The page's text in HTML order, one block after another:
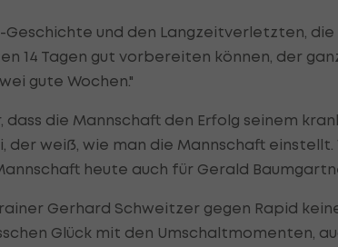
und den Langzeitverletzten,
14 Tagen gut vorbereiten können, der
gute Wochen."
die Mannschaft den Erfolg seinem
der weiß, wie man die Mannschaft
heute auch für Gerald
Gerhard Schweitzer gegen Rapid
Glück mit den Umschaltmomenten,